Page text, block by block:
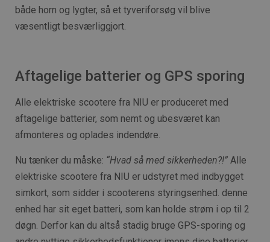
både horn og lygter, så et tyveriforsøg vil blive
væsentligt besværliggjort.
Aftagelige batterier og GPS sporing
Alle elektriske scootere fra NIU er produceret med
aftagelige batterier, som nemt og ubesværet kan
afmonteres og oplades indendøre.
Nu tænker du måske: “Hvad så med sikkerheden?!” Alle
elektriske scootere fra NIU er udstyret med indbygget
simkort, som sidder i scooterens styringsenhed. denne
enhed har sit eget batteri, som kan holde strøm i op til 2
døgn. Derfor kan du altså stadig bruge GPS-sporing og